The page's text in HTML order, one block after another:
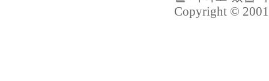
Copyright ©